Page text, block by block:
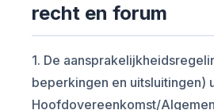
recht en forum
1. De
beperkingen en uitsluitingen)
Hoofdovereenkomst/